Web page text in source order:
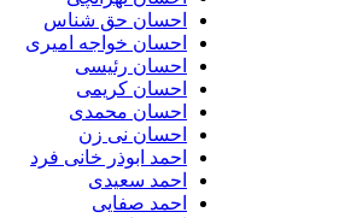
احسان حق شناس
احسان خواجه امیری
احسان رئیسی
احسان کریمی
احسان محمدی
احسان نی زن
احمد ابوذر خانی فرد
احمد سعیدی
احمد صفایی